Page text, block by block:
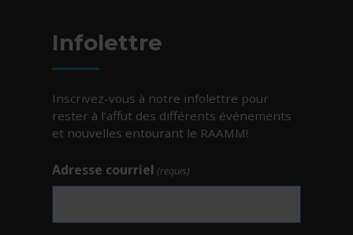
Infolettre
Inscrivez-vous à notre infolettre pour
rester à l’affut des différents événements
et nouvelles entourant le RAAMM!
Adresse courriel (requis)